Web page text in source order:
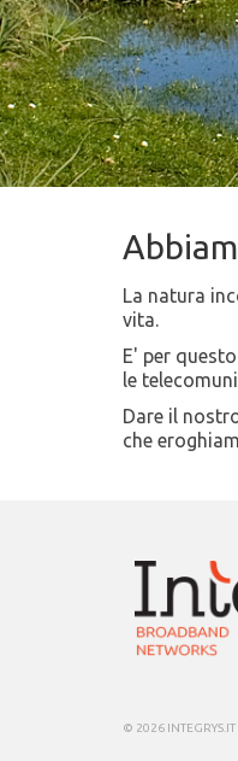
La natura
vita.
E' per
le
Dare il
che
© 2026